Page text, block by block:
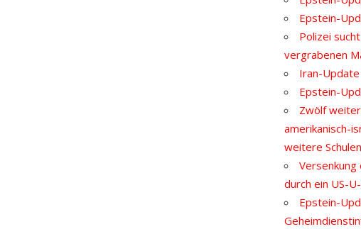
Epstein-
Polizei
vergrabenen
Iran-Update
Epstein-
Zwölf
amerikanisch-
weitere
Versenkung
durch ein US-
Epstein-